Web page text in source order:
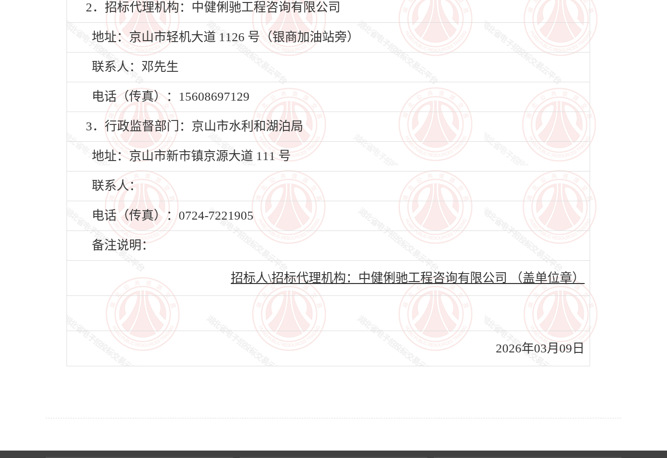
2．招标代理机构：中健俐驰工程咨询有限公司
地址：京山市轻机大道 1126 号（银商加油站旁）
联系人：邓先生
电话（传真）：15608697129
3．行政监督部门：京山市水利和湖泊局
地址：京山市新市镇京源大道 111 号
联系人：
电话（传真）：0724-7221905
备注说明：
招标人\招标代理机构：中健俐驰工程咨询有限公司 （盖单位章）
2026年03月09日